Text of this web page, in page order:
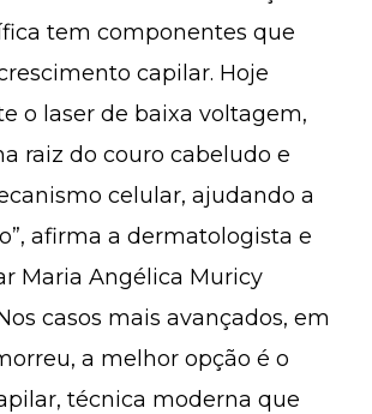
tem componentes que
capilar. Hoje
o laser de baixa voltagem,
raiz do couro cabeludo e
celular, ajudando a
afirma a dermatologista e
Maria Angélica Muricy
casos mais avançados, em
a melhor opção é o
técnica moderna que